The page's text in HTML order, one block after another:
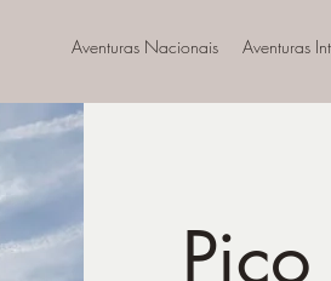
Aventuras Nacionais Aventuras